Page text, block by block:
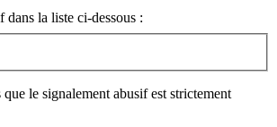
dans la liste ci-dessous :
le signalement abusif est strictement